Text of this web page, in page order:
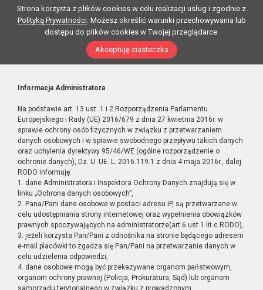
Strona korzysta z plików cookies w celu realizacji usług i zgodnie z
Polityką Prywatności. Możesz określić warunki przechowywania lub
dostępu do plików cookies w Twojej przeglądarce.
Akceptuję ciasteczka
Informacja Administratora
Na podstawie art. 13 ust. 1 i 2 Rozporządzenia Parlamentu
Europejskiego i Rady (UE) 2016/679 z dnia 27 kwietnia 2016r. w
sprawie ochrony osób fizycznych w związku z przetwarzaniem
danych osobowych i w sprawie swobodnego przepływu takich danych
oraz uchylenia dyrektywy 95/46/WE (ogólne rozporządzenie o
ochronie danych), Dz. U. UE. L. 2016.119.1 z dnia 4 maja 2016r., dalej
RODO informuję:
1. dane Administratora i Inspektora Ochrony Danych znajdują się w
linku „Ochrona danych osobowych”,
2. Pana/Pani dane osobowe w postaci adresu IP, są przetwarzane w
celu udostępniania strony internetowej oraz wypełnienia obowiązków
prawnych spoczywających na administratorze(art.6 ust.1 lit.c RODO),
3. jeżeli korzysta Pan/Pani z odnośnika na stronie będącego adresem
e-mail placówki to zgadza się Pan/Pani na przetwarzanie danych w
celu udzielenia odpowiedzi,
4. dane osobowe mogą być przekazywane organom państwowym,
organom ochrony prawnej (Policja, Prokuratura, Sąd) lub organom
samorządu terytorialnego w związku z prowadzonym